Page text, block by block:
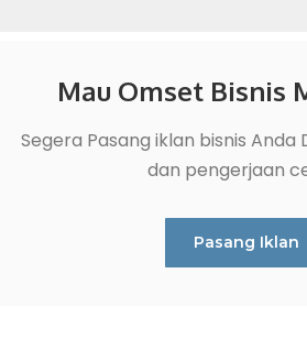
Mau Omset Bisnis
Segera Pasang iklan bisnis Anda
dan pengerjaan
Pasang Iklan